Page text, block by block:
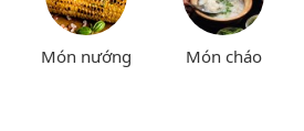
Món nướng Món cháo